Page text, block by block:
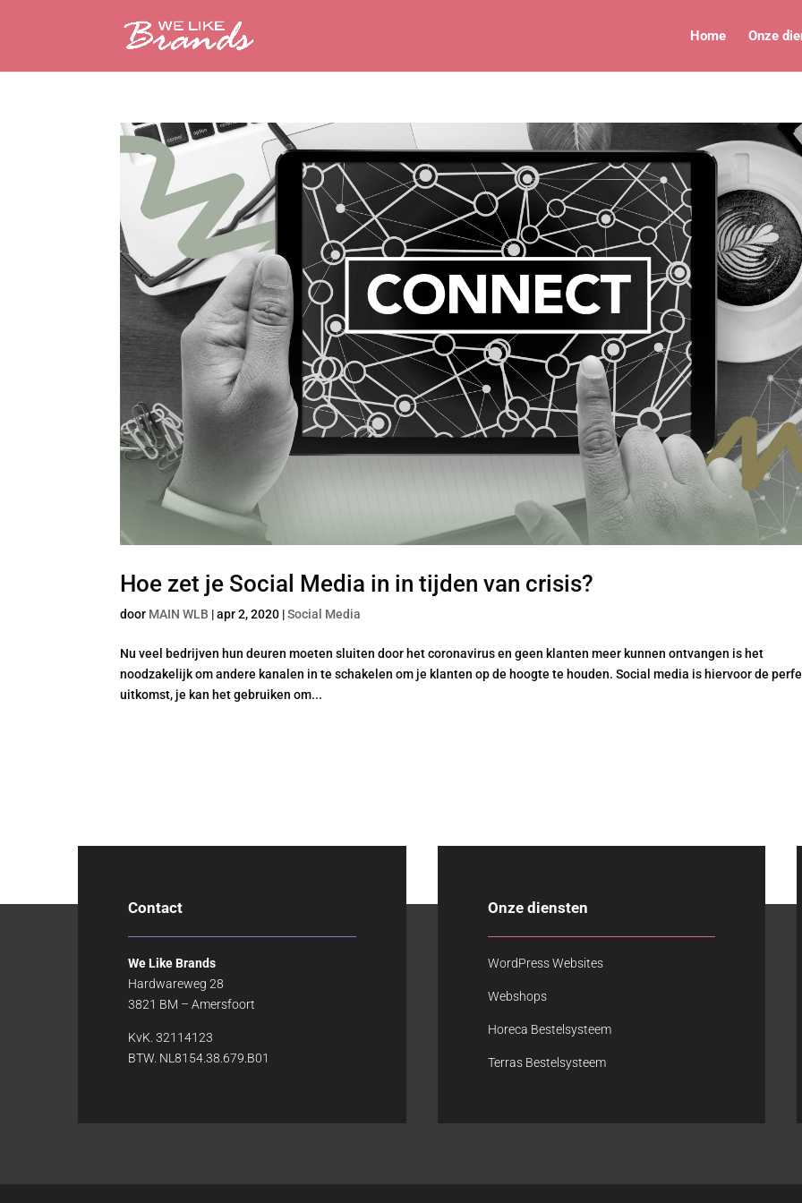
Home Onze
Hoe zet je Social Media in in tijden van crisis?
door MAIN WLB |apr 2, 2020 |Social Media
Nu veel bedrijven hun deuren moeten sluiten door het coronavirus en geen klanten meer kunnen ontvangen is het
noodzakelijk om andere kanalen in te schakelen om je klanten op de hoogte te houden. Social media is hiervoor de
uitkomst, je kan het gebruiken om...
Contact
We Like Brands
Hardwareweg 28
3821 BM – Amersfoort
KvK. 32114123
BTW. NL8154.38.679.B01
Onze diensten
WordPress Websites
Webshops
Horeca Bestelsysteem
Terras Bestelsysteem